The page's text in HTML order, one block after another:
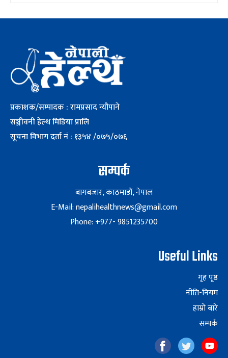
प्रकाशक/सम्पादक : रामप्रसाद न्यौपाने
सञ्जीवनी हेल्थ मिडिया प्रालि
सूचना विभाग दर्ता नं : १३५४ /०७५/०७६
सम्पर्क
बागबजार, काठमाडौं, नेपाल
E-Mail: nepalihealthnews@gmail.com
Phone: +977- 9851235700
Useful Links
गृह पृष्ठ
नीति-नियम
हाम्रो बारे
सम्पर्क